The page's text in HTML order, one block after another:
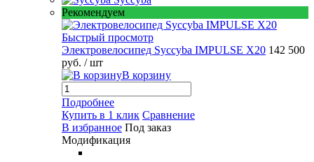
Рекомендуем
Быстрый просмотр
Электровелосипед Syccyba IMPULSE X20 142 500
руб. / шт
В корзину
Подробнее
Купить в 1 клик Сравнение
В избранное Под заказ
Модификация